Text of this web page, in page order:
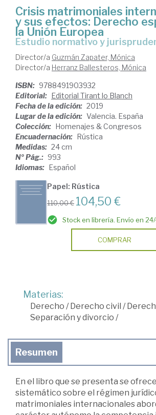
Crisis matrimoniales
y sus efectos: Derecho
la Unión Europea
Estudio normativo y
Director/a Guzmán Zapater, Mónica
Director/a Herranz Ballesteros, Mónica
ISBN: 9788491903932
Editorial: Editorial Tirant lo Blanch
Fecha de la edición: 2019
Lugar de la edición: Valencia. España
Colección: Homenajes & Congresos
Encuadernación: Rústica
Medidas: 24 cm
Nº Pág.: 993
Idiomas: Español
Papel: Rústica
110,00 € 104,50 €
Stock en librería. Envío en
COMPRAR
Materias:
Derecho /Derecho civil /
Separación y divorcio /
Resumen
En el libro que se presenta se
sistemático sobre el régimen
matrimoniales internacionales